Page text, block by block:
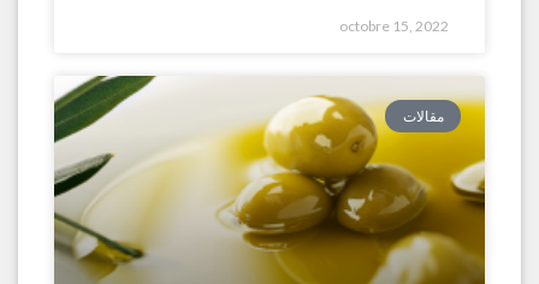
octobre 15, 2022
مقالات